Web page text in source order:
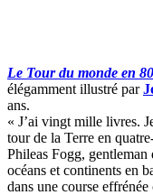
Le Tour du monde en
élégamment illustré par
ans.
« J’ai vingt mille livres.
tour de la Terre en
Phileas Fogg, gentleman
océans et continents en
dans une course